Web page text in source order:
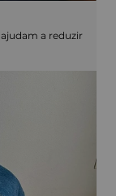
a reduzir